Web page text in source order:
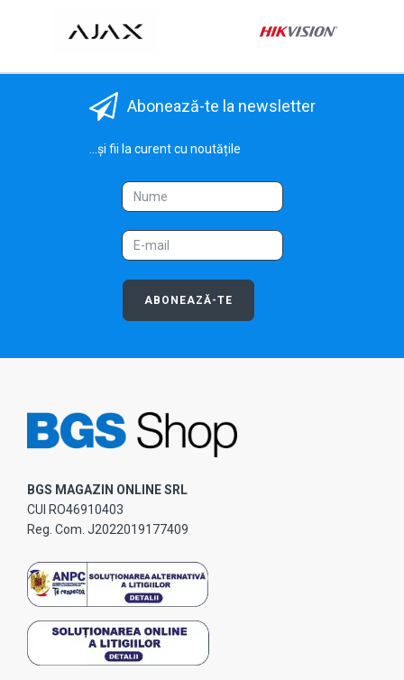
Abonează-te la newsletter
...și fii la curent cu noutățile
ABONEAZĂ-TE
BGS MAGAZIN ONLINE SRL
CUI RO46910403
Reg. Com. J2022019177409